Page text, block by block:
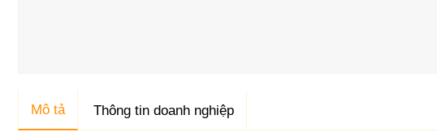
Mô tả Thông tin doanh nghiệp